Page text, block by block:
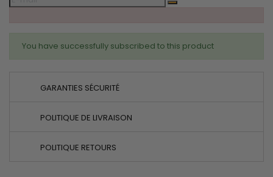
You have successfully subscribed to this product
GARANTIES SÉCURITÉ
POLITIQUE DE LIVRAISON
POLITIQUE RETOURS